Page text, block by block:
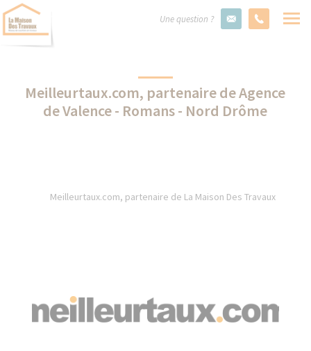
Une question ?
Meilleurtaux.com, partenaire de Agence
de Valence - Romans - Nord Drôme
Meilleurtaux.com, partenaire de La Maison Des Travaux